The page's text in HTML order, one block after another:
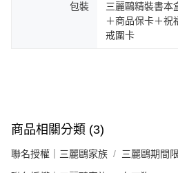
包裝
三麗鷗精裝書本
＋商品保卡＋祝
戒圍卡
商品相關分類 (3)
聯名授權｜三麗鷗家族 三麗鷗期間